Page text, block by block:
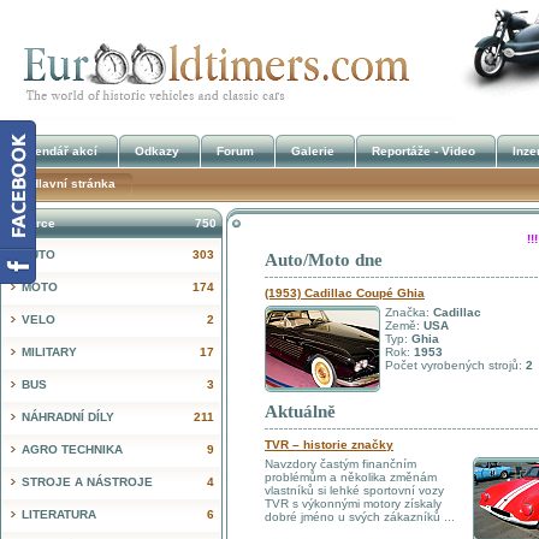
Auto/Moto dne
(1953) Cadillac Coupé Ghia
Značka: Cadillac
Země: USA
Typ: Ghia
Rok: 1953
Počet vyrobených strojů: 2
Aktuálně
TVR – historie značky
Navzdory častým finančním
problémům a několika změnám
vlastníků si lehké sportovní vozy
TVR s výkonnými motory získaly
dobré jméno u svých zákazníků ...
750
Inzerce
303
AUTO
174
MOTO
2
VELO
17
MILITARY
3
BUS
211
NÁHRADNÍ DÍLY
9
AGRO TECHNIKA
4
STROJE A NÁSTROJE
6
LITERATURA
Kalendář akcí Odkazy Forum Galerie Reportáže - Video
Hlavní stránka